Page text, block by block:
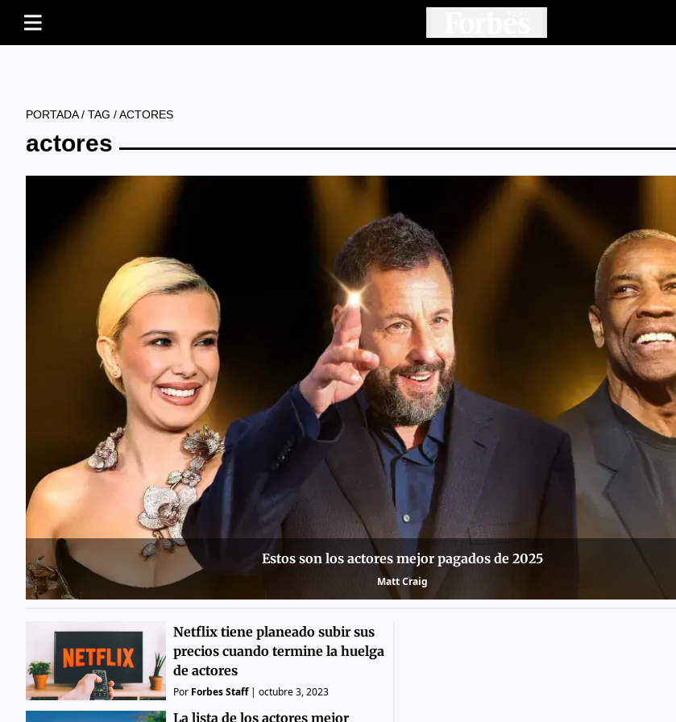
PORTADA/ TAG /ACTORES
actores
Estos son los actores mejor pagados de 2025
Matt Craig
Netflix tiene planeado subir sus
precios cuando termine la huelga
de actores
Por Forbes Staff| octubre 3, 2023
La lista de los actores mejor